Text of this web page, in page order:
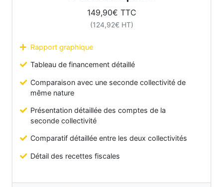
149,90€ TTC
(124,92€ HT)
Rapport graphique
Tableau de financement détaillé
Comparaison avec une seconde collectivité de
même nature
Présentation détaillée des comptes de la
seconde collectivité
Comparatif détaillée entre les deux collectivités
Détail des recettes fiscales